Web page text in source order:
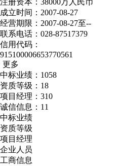
注册资本：38000万人民币
成立时间：2007-08-27
经营期限：2007-08-27至--
联系电话：028-87517379
信用代码：
915100006653770561
更多
中标业绩：1058
资质等级：18
项目经理：310
诚信信息：11
中标业绩
资质等级
项目经理
企业人员
工商信息